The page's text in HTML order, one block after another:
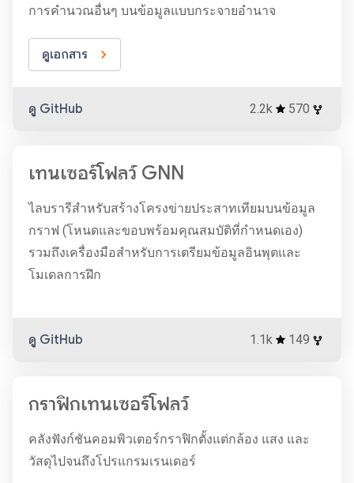
การคำนวณอื่นๆ บนข้อมูลแบบกระจายอำนาจ
ดูเอกสาร
ดู GitHub 2.2k 570
เทนเซอร์โฟลว์ GNN
ไลบรารีสำหรับสร้างโครงข่ายประสาทเทียมบนข้อมูล
กราฟ (โหนดและขอบพร้อมคุณสมบัติที่กำหนดเอง)
รวมถึงเครื่องมือสำหรับการเตรียมข้อมูลอินพุตและ
โมเดลการฝึก
ดู GitHub 1.1k 149
กราฟิกเทนเซอร์โฟลว์
คลังฟังก์ชันคอมพิวเตอร์กราฟิกตั้งแต่กล้อง แสง และ
วัสดุไปจนถึงโปรแกรมเรนเดอร์